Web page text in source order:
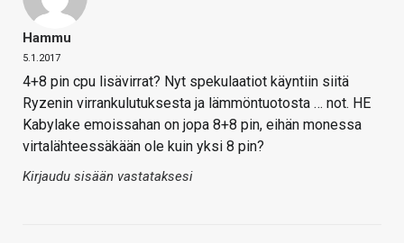
Hammu
5.1.2017
4+8 pin cpu lisävirrat? Nyt spekulaatiot käyntiin siitä
Ryzenin virrankulutuksesta ja lämmöntuotosta … not. HE
Kabylake emoissahan on jopa 8+8 pin, eihän monessa
virtalähteessäkään ole kuin yksi 8 pin?
Kirjaudu sisään vastataksesi